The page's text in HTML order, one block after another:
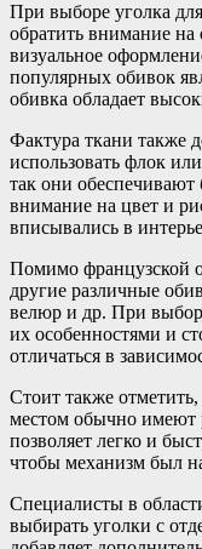
При выборе уголка
обратить внимание на
визуальное
популярных обивок
обивка обладает
Фактура ткани также
использовать флок
так они
внимание на цвет и
вписывались в
Помимо французской
другие различные
велюр и др. При
их особенностями и
отличаться в
Стоит также
местом обычно имеют
позволяет легко и
чтобы механизм был
Специалисты в
выбирать уголки с